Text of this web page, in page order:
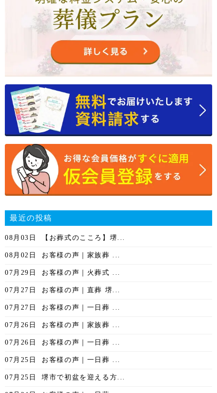
最近の投稿
08月03日 【お葬式のこころ】堺...
08月02日 お客様の声｜家族葬 ...
07月29日 お客様の声｜火葬式 ...
07月27日 お客様の声｜直葬 堺...
07月27日 お客様の声｜一日葬 ...
07月26日 お客様の声｜家族葬 ...
07月26日 お客様の声｜一日葬 ...
07月25日 お客様の声｜一日葬 ...
07月25日 堺市で初盆を迎える方...